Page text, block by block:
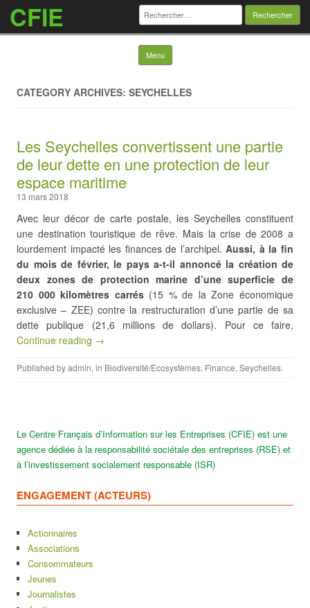
CFIE Rechercher :
Menu Skip to content
CATEGORY ARCHIVES: SEYCHELLES
Les Seychelles convertissent une partie
de leur dette en une protection de leur
espace maritime
13 mars 2018
Avec leur décor de carte postale, les Seychelles constituent
une destination touristique de rêve. Mais la crise de 2008 a
lourdement impacté les finances de l’archipel.Aussi, à la fin
du mois de février, le pays a-t-il annoncé la création de
deux zones de protection marine d’une superficie de
210 000 kilomètres carrés(15 % de la Zone économique
exclusive – ZEE) contre la restructuration d’une partie de sa
dette publique (21,6 millions de dollars). Pour ce faire,
Continue reading →
Published byadmin, in Biodiversité/Ecosystèmes, Finance, Seychelles.
Le Centre Français d’Information sur les Entreprises (CFIE) est une
agence dédiée à la responsabilité sociétale des entreprises (RSE) et
à l’investissement socialement responsable (ISR)
ENGAGEMENT (ACTEURS)
Actionnaires
Associations
Consommateurs
Jeunes
Journalistes